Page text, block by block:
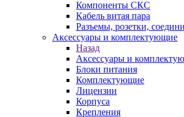
Компоненты СКС
Кабель витая пара
Разъемы, розетки,
Аксессуары и комплектующие
Назад
Аксессуары и
Блоки питания
Комплектующие
Лицензии
Корпуса
Крепления